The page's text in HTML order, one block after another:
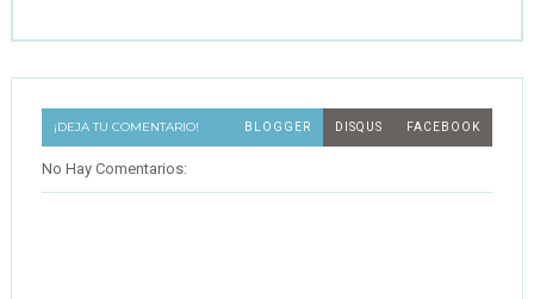
¡DEJA TU COMENTARIO! BLOGGER DISQUS FACEBOOK
No Hay Comentarios: